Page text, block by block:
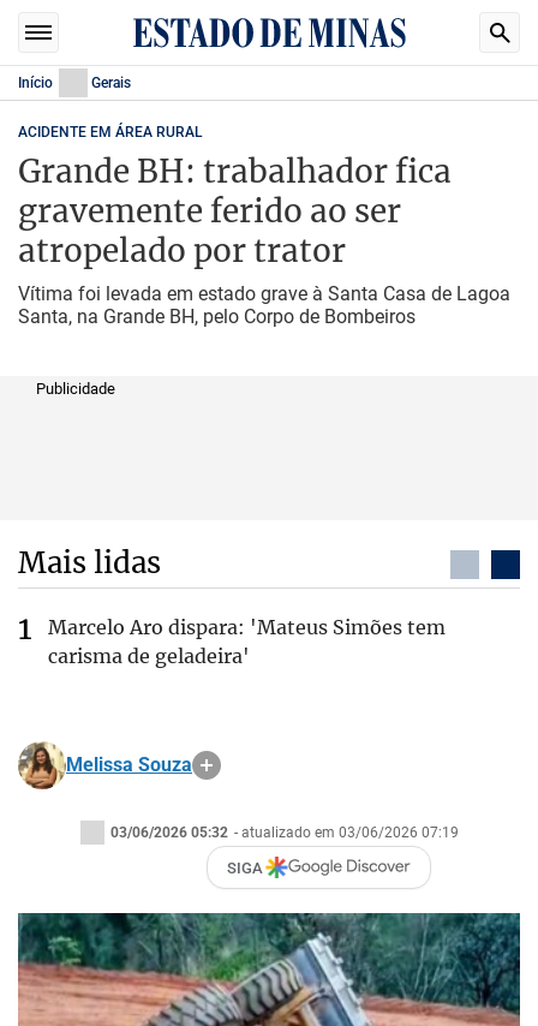
Início Gerais
ACIDENTE EM ÁREA RURAL
Grande BH: trabalhador fica
gravemente ferido ao ser
atropelado por trator
Vítima foi levada em estado grave à Santa Casa de Lagoa
Santa, na Grande BH, pelo Corpo de Bombeiros
Publicidade
Mais lidas
Marcelo Aro dispara: 'Mateus Simões tem
carisma de geladeira'
Melissa Souza
03/06/2026 05:32 - atualizado em 03/06/2026 07:19
SIGA